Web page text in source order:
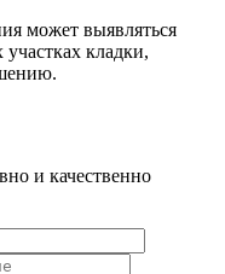
может выявляться
кладки,
и качественно